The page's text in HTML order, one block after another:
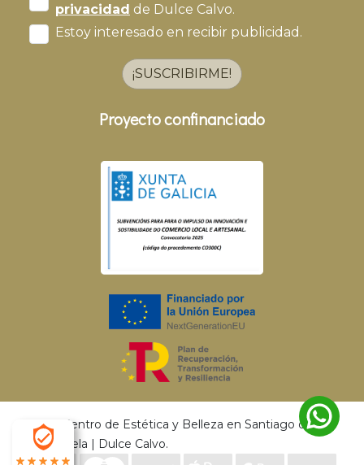
privacidad de Dulce Calvo.
Estoy interesado en recibir publicidad.
¡SUSCRIBIRME!
Proyecto confinanciado
© 2026 Centro de Estética y Belleza en Santiago de
Compostela | Dulce Calvo.